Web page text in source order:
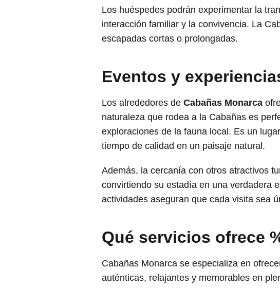
Los huéspedes podrán experimentar la
interacción familiar y la convivencia. La
escapadas cortas o prolongadas.
Eventos y
Los alrededores de Cabañas Monarca
naturaleza que rodea a la Cabañas es
exploraciones de la fauna local. Es un
tiempo de calidad en un paisaje natural.
Además, la cercanía con otros atractivos
convirtiendo su estadía en una verdadera
actividades aseguran que cada visita sea
Qué servicios ofrece
Cabañas Monarca se especializa en
auténticas, relajantes y memorables en